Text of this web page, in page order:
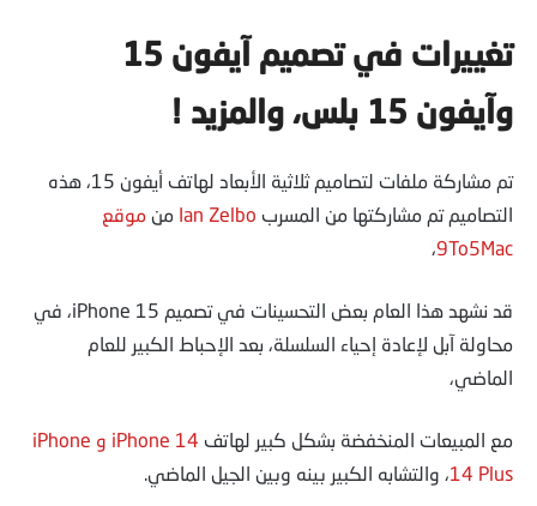
تغييرات في تصميم آيفون 15
وآيفون 15 بلس، والمزيد !
تم مشاركة ملفات لتصاميم ثلاثية الأبعاد لهاتف أيفون 15، هذه
التصاميم تم مشاركتها من المسرب Ian Zelbo من موقع
9To5Mac،
قد نشهد هذا العام بعض التحسينات في تصميم iPhone 15، في
محاولة آبل لإعادة إحياء السلسلة، بعد الإحباط الكبير للعام
الماضي،
مع المبيعات المنخفضة بشكل كبير لهاتف
iPhone 14 و iPhone
14 Plus، والتشابه الكبير بينه وبين الجيل الماضي.